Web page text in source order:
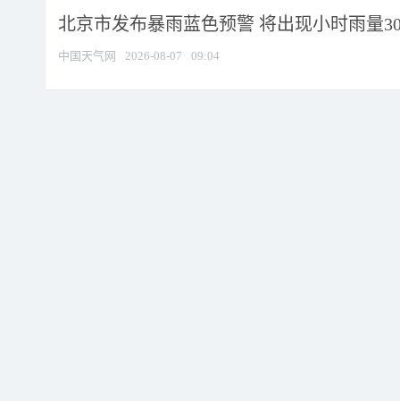
北京市发布暴雨蓝色预警 将出现小时雨量
中国天气网 2026-08-07 09:04